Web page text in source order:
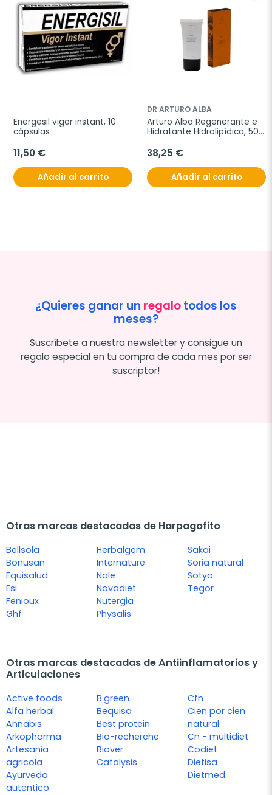
Energesil vigor instant, 10
cápsulas
11,50 €
Añadir al carrito
DR ARTURO ALBA
Arturo Alba Regenerante e
Hidratante Hidrolipídica, 50
38,25 €
Añadir al carrito
¿Quieres ganar un regalotodos los
meses?
Suscríbete a nuestra newsletter y consigue un
regalo especial en tu compra de cada mes por ser
suscriptor!
Otras marcas destacadas de Harpagofito
Bellsola
Bonusan
Equisalud
Esi
Fenioux
Ghf
Herbalgem
Internature
Nale
Novadiet
Nutergia
Physalis
Sakai
Soria natural
Sotya
Tegor
Otras marcas destacadas de Antiinflamatorios y
Articulaciones
Active foods
Alfa herbal
Annabis
Arkopharma
Artesania
agricola
Ayurveda
autentico
B.green
Bequisa
Best protein
Bio-recherche
Biover
Catalysis
Cfn
Cien por cien
natural
Cn - multidiet
Codiet
Dietisa
Dietmed